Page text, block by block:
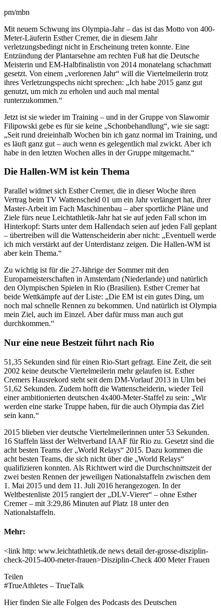
pm/mbn
Mit neuem Schwung ins Olympia-Jahr – das ist das Motto von 400-
Meter-Läuferin Esther Cremer, die in diesem Jahr
verletzungsbedingt nicht in Erscheinung treten konnte. Eine
Entzündung der Plantarsehne am rechten Fuß hat die Deutsche
Meisterin und EM-Halbfinalistin von 2014 monatelang schachmatt
gesetzt. Von einem „verlorenen Jahr“ will die Viertelmeilerin trotz
ihres Verletzungspechs nicht sprechen: „Ich habe 2015 ganz gut
genutzt, um mich zu erholen und auch mal mental
runterzukommen.“
Jetzt ist sie wieder im Training – und in der Gruppe von Slawomir
Filipowski gebe es für sie keine „Schonbehandlung“, wie sie sagt:
„Seit rund dreieinhalb Wochen bin ich ganz normal im Training, und
es läuft ganz gut – auch wenn es gelegentlich mal zwickt. Aber ich
habe in den letzten Wochen alles in der Gruppe mitgemacht.“
Die Hallen-WM ist kein Thema
Parallel widmet sich Esther Cremer, die in dieser Woche ihren
Vertrag beim TV Wattenscheid 01 um ein Jahr verlängert hat, ihrer
Master-Arbeit im Fach Maschinenbau – aber sportliche Pläne und
Ziele fürs neue Leichtathletik-Jahr hat sie auf jeden Fall schon im
Hinterkopf: Starts unter dem Hallendach seien auf jeden Fall geplant
– übertreiben will die Wattenscheiderin aber nicht: „Eventuell werde
ich mich verstärkt auf der Unterdistanz zeigen. Die Hallen-WM ist
aber kein Thema.“
Zu wichtig ist für die 27-Jährige der Sommer mit den
Europameisterschaften in Amsterdam (Niederlande) und natürlich
den Olympischen Spielen in Rio (Brasilien). Esther Cremer hat
beide Wettkämpfe auf der Liste: „Die EM ist ein gutes Ding, um
noch mal schnelle Rennen zu bekommen. Und natürlich ist Olympia
mein Ziel, auch im Einzel. Aber dafür muss man auch gut
durchkommen.“
Nur eine neue Bestzeit führt nach Rio
51,35 Sekunden sind für einen Rio-Start gefragt. Eine Zeit, die seit
2002 keine deutsche Viertelmeilerin mehr gelaufen ist. Esther
Cremers Hausrekord steht seit dem DM-Vorlauf 2013 in Ulm bei
51,62 Sekunden. Zudem hofft die Wattenscheiderin, wieder Teil
einer ambitionierten deutschen 4x400-Meter-Staffel zu sein: „Wir
werden eine starke Truppe haben, für die auch Olympia das Ziel
sein kann.“
2015 blieben vier deutsche Viertelmeilerinnen unter 53 Sekunden.
16 Staffeln lässt der Weltverband IAAF für Rio zu. Gesetzt sind die
acht besten Teams der „World Relays“ 2015. Dazu kommen die
acht besten Teams, die sich nicht über die „World Relays“
qualifizieren konnten. Als Richtwert wird die Durchschnittszeit der
zwei besten Rennen der jeweiligen Nationalstaffeln zwischen dem
1. Mai 2015 und dem 11. Juli 2016 herangezogen. In der
Weltbestenliste 2015 rangiert der „DLV-Vierer“ – ohne Esther
Cremer – mit 3:29,86 Minuten auf Platz 18 unter den
Nationalstaffeln.
Mehr:
<link http: www.leichtathletik.de news detail der-grosse-disziplin-
check-2015-400-meter-frauen>Disziplin-Check 400 Meter Frauen
Teilen
#TrueAthletes – TrueTalk
Hier finden Sie alle Folgen des Podcasts des Deutschen